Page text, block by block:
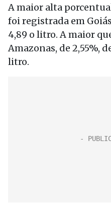
A maior alta
foi registrada em
4,89 o litro. A maior
Amazonas, de 2,55%,
litro.